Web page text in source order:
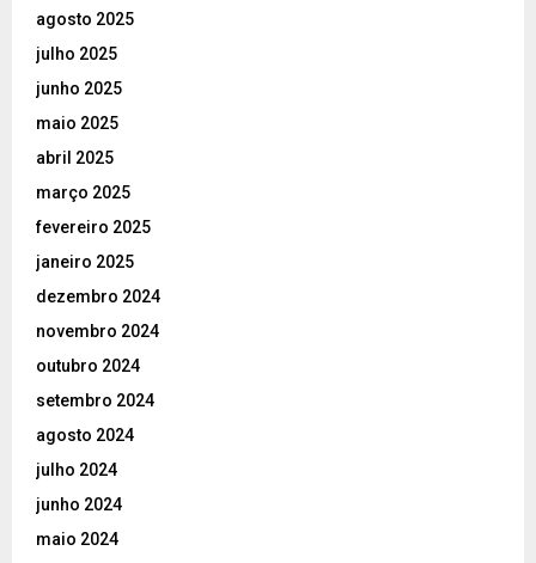
agosto 2025
julho 2025
junho 2025
maio 2025
abril 2025
março 2025
fevereiro 2025
janeiro 2025
dezembro 2024
novembro 2024
outubro 2024
setembro 2024
agosto 2024
julho 2024
junho 2024
maio 2024